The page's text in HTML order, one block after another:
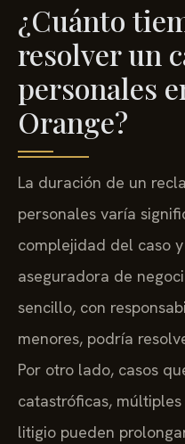
¿Cuánto
resolver un
personales
Orange?
La duración de un
personales varía
complejidad del caso
aseguradora de
sencillo, con
menores, podría
Por otro lado, casos
catastróficas,
litigio pueden